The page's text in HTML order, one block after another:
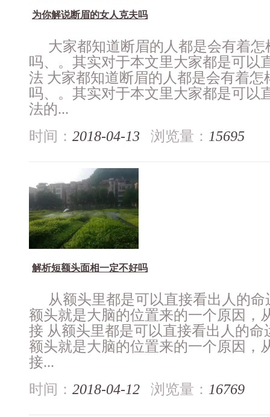
为你解说断眉的女人克夫吗
大家都知道断眉的人都是会有着
吗、。其实对于本文里大家都是可以
法 大家都知道断眉的人都是会有着怎
吗、。其实对于本文里大家都是可以
法的...
时间： 2018-04-13 浏览量： 15695
解析短额头面相一定不好吗
从额头里都是可以直接看出人的
额头就是大脑的位置来的一个原因，
接 从额头里都是可以直接看出人的
额头就是大脑的位置来的一个原因，
接...
时间： 2018-04-12 浏览量： 16769